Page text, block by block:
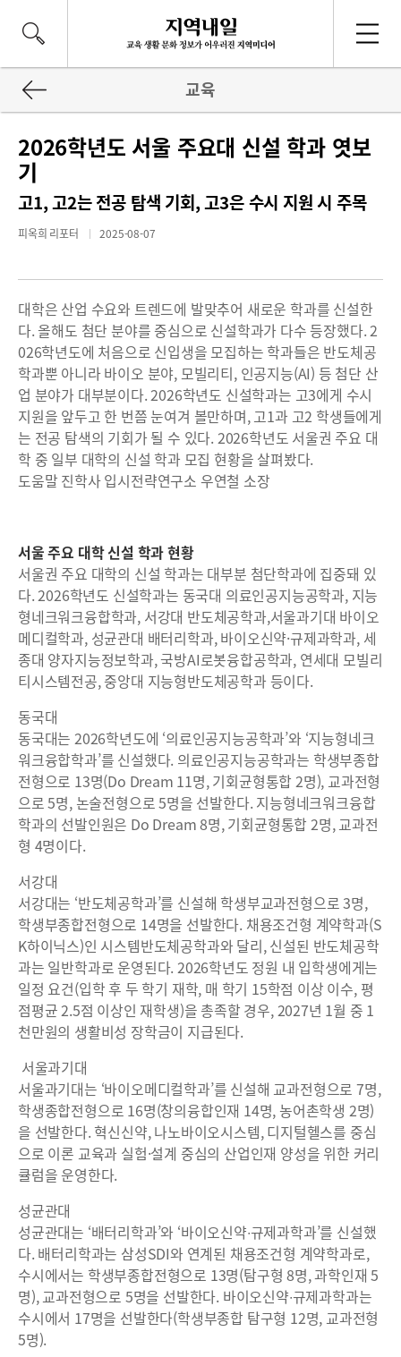
교육
2026학년도 서울 주요대 신설 학과 엿보
기
고1, 고2는 전공 탐색 기회, 고3은 수시 지원 시 주목
피옥희 리포터 2025-08-07
대학은 산업 수요와 트렌드에 발맞추어 새로운 학과를 신설한
다. 올해도 첨단 분야를 중심으로 신설학과가 다수 등장했다. 2
026학년도에 처음으로 신입생을 모집하는 학과들은 반도체공
학과뿐 아니라 바이오 분야, 모빌리티, 인공지능(AI) 등 첨단 산
업 분야가 대부분이다. 2026학년도 신설학과는 고3에게 수시
지원을 앞두고 한 번쯤 눈여겨 볼만하며, 고1과 고2 학생들에게
는 전공 탐색의 기회가 될 수 있다. 2026학년도 서울권 주요 대
학 중 일부 대학의 신설 학과 모집 현황을 살펴봤다.
도움말 진학사 입시전략연구소 우연철 소장
서울 주요 대학 신설 학과 현황
서울권 주요 대학의 신설 학과는 대부분 첨단학과에 집중돼 있
다. 2026학년도 신설학과는 동국대 의료인공지능공학과, 지능
형네크워크융합학과, 서강대 반도체공학과,서울과기대 바이오
메디컬학과, 성균관대 배터리학과, 바이오신약·규제과학과, 세
종대 양자지능정보학과, 국방AI로봇융합공학과, 연세대 모빌리
티시스템전공, 중앙대 지능형반도체공학과 등이다.
동국대
동국대는 2026학년도에 ‘의료인공지능공학과’와 ‘지능형네크
워크융합학과’를 신설했다. 의료인공지능공학과는 학생부종합
전형으로 13명(Do Dream 11명, 기회균형통합 2명), 교과전형
으로 5명, 논술전형으로 5명을 선발한다. 지능형네크워크융합
학과의 선발인원은 Do Dream 8명, 기회균형통합 2명, 교과전
형 4명이다.
서강대
서강대는 ‘반도체공학과’를 신설해 학생부교과전형으로 3명,
학생부종합전형으로 14명을 선발한다. 채용조건형 계약학과(S
K하이닉스)인 시스템반도체공학과와 달리, 신설된 반도체공학
과는 일반학과로 운영된다. 2026학년도 정원 내 입학생에게는
일정 요건(입학 후 두 학기 재학, 매 학기 15학점 이상 이수, 평
점평균 2.5점 이상인 재학생)을 총족할 경우, 2027년 1월 중 1
천만원의 생활비성 장학금이 지급된다.
서울과기대
서울과기대는 ‘바이오메디컬학과’를 신설해 교과전형으로 7명,
학생종합전형으로 16명(창의융합인재 14명, 농어촌학생 2명)
을 선발한다. 혁신신약, 나노바이오시스템, 디지털헬스를 중심
으로 이론 교육과 실험·설계 중심의 산업인재 양성을 위한 커리
큘럼을 운영한다.
성균관대
성균관대는 ‘배터리학과’와 ‘바이오신약∙규제과학과’를 신설했
다. 배터리학과는 삼성SDI와 연계된 채용조건형 계약학과로,
수시에서는 학생부종합전형으로 13명(탐구형 8명, 과학인재 5
명), 교과전형으로 5명을 선발한다. 바이오신약∙규제과학과는
수시에서 17명을 선발한다(학생부종합 탐구형 12명, 교과전형
5명).